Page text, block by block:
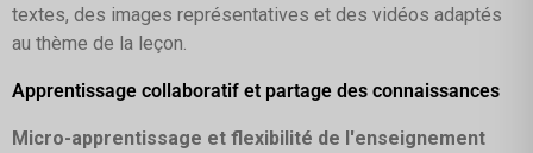
textes, des images représentatives et des vidéos adaptés
au thème de la leçon.
Apprentissage collaboratif et partage des connaissances
Micro-apprentissage et flexibilité de l'enseignement